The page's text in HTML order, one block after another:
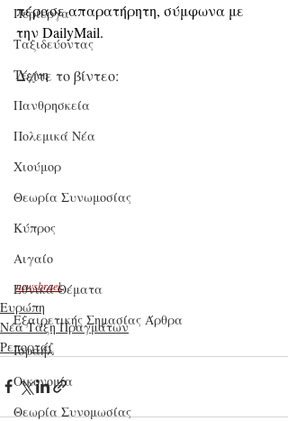
Περίεργα
Ταξιδεύοντας
Τέχνη
Πανθρησκεία
Πολεμικά Νέα
Χιούμορ
Θεωρία Συνωμοσίας
Κύπρος
Αιγαίο
Εθνικά Θέματα
Εξαιρετικής Σημασίας Άρθρα
Ισραήλ
Οικονομία
Θεωρία Συνομωσίας
πέρασε απαρατήρητη, σύμφωνα με
την DailyΜail.
Δείτε το βίντεο:
newsbraek
Ευρώπη
Νέα Τάξη Πραγμάτων
Ρεπορτάζ